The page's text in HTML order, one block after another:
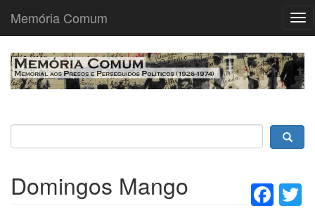
Passar
para
Memória Comum
Domingos Mango